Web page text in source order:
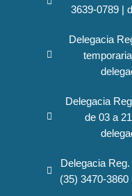
3639-0789 |
Delegacia
Delegacia
de 03 a
Delegacia
(35) 3470-